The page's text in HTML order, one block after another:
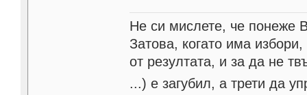
Не си мислете, че понеже
Затова, когато има
от резултата, и за да не
...) е загубил, а трети да